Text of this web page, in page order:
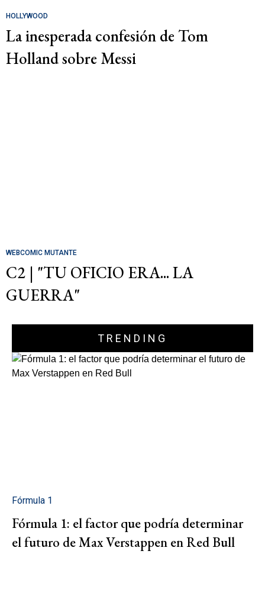
HOLLYWOOD
La inesperada confesión de Tom
Holland sobre Messi
WEBCOMIC MUTANTE
C2 | "TU OFICIO ERA... LA
GUERRA"
TRENDING
Fórmula 1
Fórmula 1: el factor que podría determinar
el futuro de Max Verstappen en Red Bull